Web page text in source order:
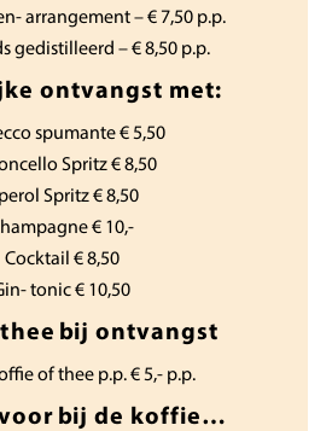
arrangement – € 7,50 p.p.
gedistilleerd – € 8,50 p.p.
ontvangst met:
spumante € 5,50
Spritz € 8,50
Spritz € 8,50
€ 10,-
Cocktail € 8,50
tonic € 10,50
bij ontvangst
of thee p.p. € 5,- p.p.
bij de koffie…